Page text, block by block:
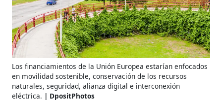
Los financiamientos de la Unión Europea estarían enfocados
en movilidad sostenible, conservación de los recursos
naturales, seguridad, alianza digital e interconexión
eléctrica.
DpositPhotos